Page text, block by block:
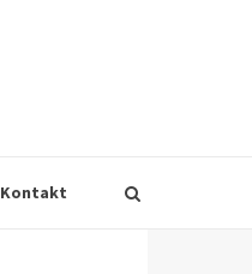
Kontakt